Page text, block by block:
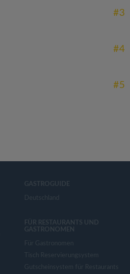
#3
#4
#5
GASTROGUIDE
Deutschland
FÜR RESTAURANTS UND
GASTRONOMEN
Für Gastronomen
Tisch Reservierungsystem
Gutscheinsystem für Restaurants